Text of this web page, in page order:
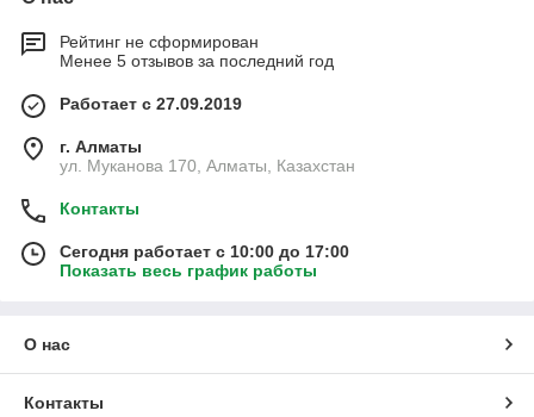
Рейтинг не сформирован
Менее 5 отзывов за последний год
Работает с 27.09.2019
г. Алматы
ул. Муканова 170, Алматы, Казахстан
Контакты
Сегодня работает с 10:00 до 17:00
Показать весь график работы
О нас
Контакты